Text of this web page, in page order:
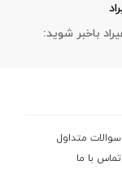
می شود.
این محصول با ویژگی خاصی چون محافظت در برابر پدیده Micropitting و
سنگین شامل دنده
باخبر شوید:
سوالات متداول
تماس با ما